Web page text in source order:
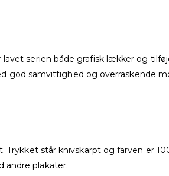
serien både grafisk lækker og
god samvittighed og overraskende
Trykket står knivskarpt og farven er
andre plakater.